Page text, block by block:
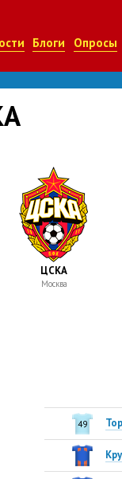
Блоги Опросы
ЦСКА
Москва
49